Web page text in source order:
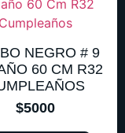
NEGRO # 9
60 CM R32
$5000